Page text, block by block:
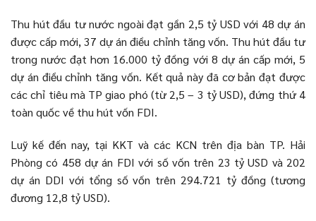
Thu hút đầu tư nước ngoài đạt gần 2,5 tỷ USD với 48 dự án
được cấp mới, 37 dự án điều chỉnh tăng vốn. Thu hút đầu tư
trong nước đạt hơn 16.000 tỷ đồng với 8 dự án cấp mới, 5
dự án điều chỉnh tăng vốn. Kết quả này đã cơ bản đạt được
các chỉ tiêu mà TP giao phó (từ 2,5 – 3 tỷ USD), đứng thứ 4
toàn quốc về thu hút vốn FDI.
Luỹ kế đến nay, tại KKT và các KCN trên địa bàn TP. Hải
Phòng có 458 dự án FDI với số vốn trên 23 tỷ USD và 202
dự án DDI với tổng số vốn trên 294.721 tỷ đồng (tương
đương 12,8 tỷ USD).